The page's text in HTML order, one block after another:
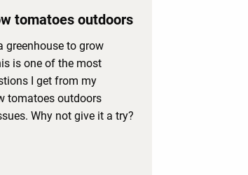
tomatoes outdoors
greenhouse to grow
is one of the most
I get from my
tomatoes outdoors
Why not give it a try?